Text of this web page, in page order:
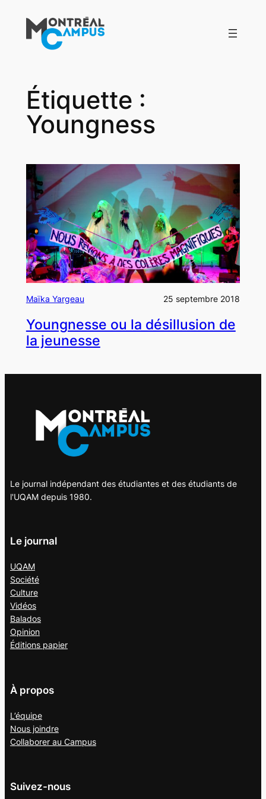
contenu
Étiquette :
Youngness
Maïka Yargeau 25 septembre 2018
Youngnesse ou la désillusion de
la jeunesse
Le journal indépendant des étudiantes et des étudiants de
l'UQAM depuis 1980.
Le journal
UQAM
Société
Culture
Vidéos
Balados
Opinion
Éditions papier
À propos
L’équipe
Nous joindre
Collaborer au Campus
Suivez-nous